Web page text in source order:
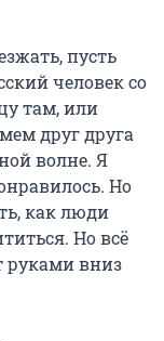
пусть
человек со
там, или
друг друга
волне. Я
Но
как люди
Но всё
руками вниз